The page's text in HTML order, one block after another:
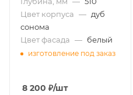
Цвет корпуса — дуб
сонома
Цвет фасада — белый
изготовление под заказ
8 200 ₽/шт